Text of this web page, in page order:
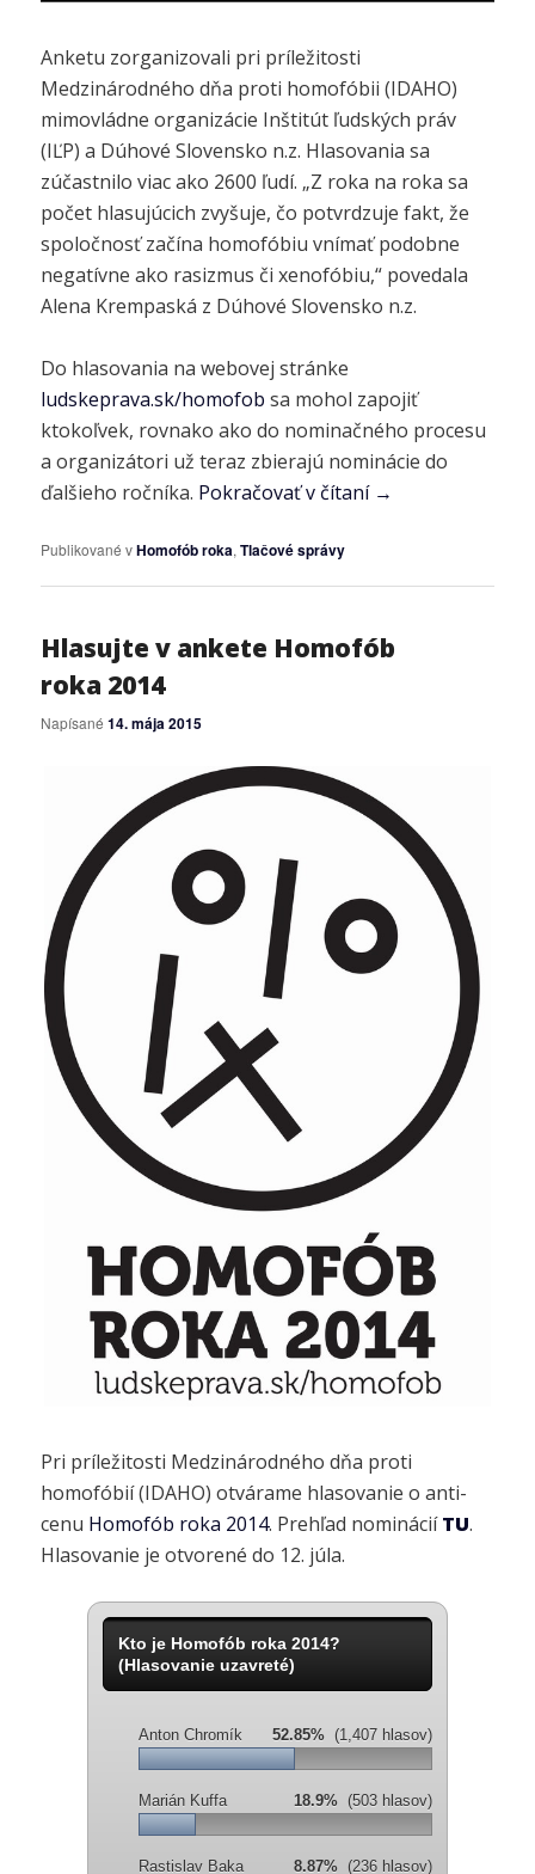
Anketu zorganizovali pri príležitosti
Medzinárodného dňa proti homofóbii (IDAHO)
mimovládne organizácie Inštitút ľudských práv
(IĽP) a Dúhové Slovensko n.z. Hlasovania sa
zúčastnilo viac ako 2600 ľudí. „Z roka na roka sa
počet hlasujúcich zvyšuje, čo potvrdzuje fakt, že
spoločnosť začína homofóbiu vnímať podobne
negatívne ako rasizmus či xenofóbiu,“ povedala
Alena Krempaská z Dúhové Slovensko n.z.
Do hlasovania na webovej stránke
ludskeprava.sk/homofob sa mohol zapojiť
ktokoľvek, rovnako ako do nominačného procesu
a organizátori už teraz zbierajú nominácie do
ďalšieho ročníka. Pokračovať v čítaní →
Publikované vHomofób roka,Tlačové správy
Hlasujte v ankete Homofób
roka 2014
Napísané14. mája 2015
Pri príležitosti Medzinárodného dňa proti
homofóbií (IDAHO) otvárame hlasovanie o anti-
cenu Homofób roka 2014. Prehľad nomináciíTU.
Hlasovanie je otvorené do 12. júla.
Kto je Homofób roka 2014?
(Hlasovanie uzavreté)
Anton Chromík 52.85% (1,407 hlasov)
Marián Kuffa 18.9% (503 hlasov)
Rastislav Baka 8.87% (236 hlasov)